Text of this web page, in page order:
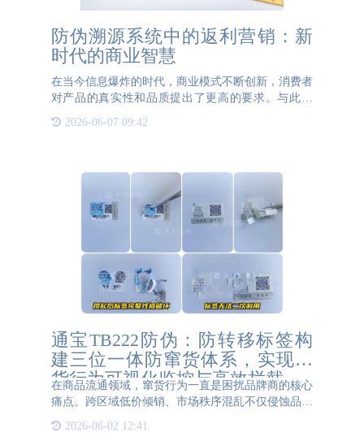
防伪溯源系统中的返利营销：新
时代的商业智慧
在当今信息爆炸的时代，商业模式不断创新，消费者
对产品的真实性和品质提出了更高的要求。与此同
时，企业也在寻求更高效的营销策略以提升市场竞争
力。在这种背景下，防伪溯源系统与返利营销的结合
2026-06-07 09:42
通宝TB222防伪：防转移标签构
建三位一体防窜货体系，实现窜
货行为可视化监控与高效拦截
在商品流通领域，窜货行为一直是困扰品牌商的核心
痛点。跨区域低价倾销、市场秩序混乱不仅侵蚀品牌
标签的三位一体防窜货体系，正在为品牌商提供全流
2026-06-02 12:41